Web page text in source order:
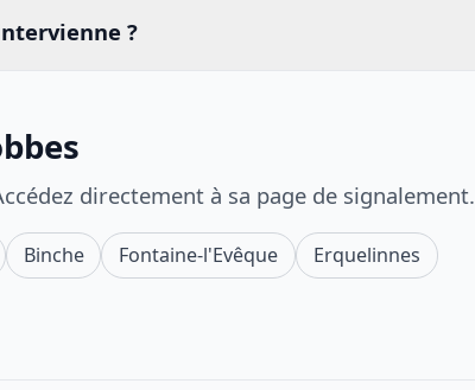
?
directement à sa page de signalement.
Binche Fontaine-l'Evêque
Erquelinnes